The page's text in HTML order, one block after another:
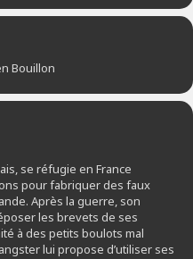
Bouillon
se réfugie en France
pour fabriquer des faux
Après la guerre, son
les brevets de ses
à des petits boulots mal
lui propose d’utiliser ses